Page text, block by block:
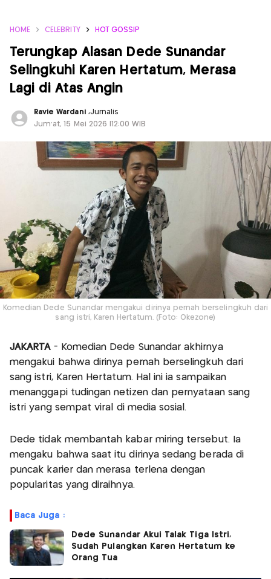
HOME CELEBRITY HOT GOSSIP
Terungkap Alasan Dede Sunandar
Selingkuhi Karen Hertatum, Merasa
Lagi di Atas Angin
Ravie Wardani ,Jurnalis
Jum'at, 15 Mei 2026 |12:00 WIB
Komedian Dede Sunandar mengakui dirinya pernah berselingkuh dari
sang istri, Karen Hertatum. (Foto: Okezone)
JAKARTA - Komedian Dede Sunandar akhirnya
mengakui bahwa dirinya pernah berselingkuh dari
sang istri, Karen Hertatum. Hal ini ia sampaikan
menanggapi tudingan netizen dan pernyataan sang
istri yang sempat viral di media sosial.
Dede tidak membantah kabar miring tersebut. Ia
mengaku bahwa saat itu dirinya sedang berada di
puncak karier dan merasa terlena dengan
popularitas yang diraihnya.
Baca Juga :
Dede Sunandar Akui Talak Tiga Istri,
Sudah Pulangkan Karen Hertatum ke
Orang Tua